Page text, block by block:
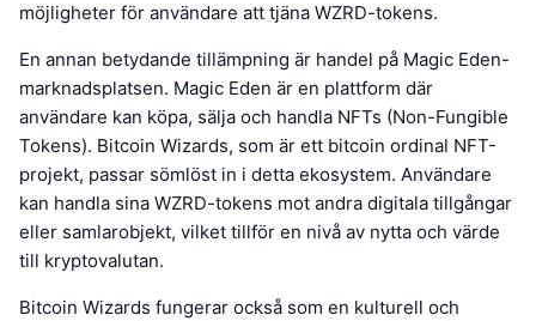
möjligheter för användare att tjäna WZRD-tokens.
En annan betydande tillämpning är handel på Magic Eden-
marknadsplatsen. Magic Eden är en plattform där
användare kan köpa, sälja och handla NFTs (Non-Fungible
Tokens). Bitcoin Wizards, som är ett bitcoin ordinal NFT-
projekt, passar sömlöst in i detta ekosystem. Användare
kan handla sina WZRD-tokens mot andra digitala tillgångar
eller samlarobjekt, vilket tillför en nivå av nytta och värde
till kryptovalutan.
Bitcoin Wizards fungerar också som en kulturell och